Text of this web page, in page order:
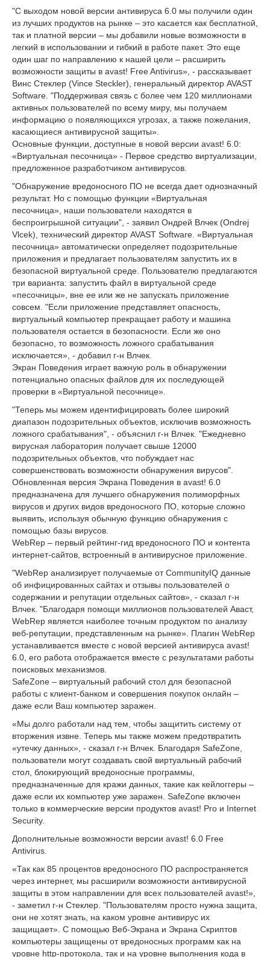
"С выходом новой версии антивируса 6.0 мы получили один
из лучших продуктов на рынке – это касается как бесплатной,
так и платной версии – мы добавили новые возможности в
легкий в использовании и гибкий в работе пакет. Это еще
один шаг по направлению к нашей цели – расширить
возможности защиты в avast! Free Antivirus», - рассказывает
Винс Стеклер (Vince Steckler), генеральный директор AVAST
Software. "Поддерживая связь с более чем 120 миллионами
активных пользователей по всему миру, мы получаем
информацию о появляющихся угрозах, а также пожелания,
касающиеся антивирусной защиты».
Основные функции, доступные в новой версии avast! 6.0:
«Виртуальная песочница» - Первое средство виртуализации,
предложенное разработчиком антивирусов.
"Обнаружение вредоносного ПО не всегда дает однозначный
результат. Но с помощью функции «Виртуальная
песочница», наши пользователи находятся в
беспроигрышной ситуации", - заявил Ондрей Влчек (Ondrej
Vlcek), технический директор AVAST Software. «Виртуальная
песочница» автоматически определяет подозрительные
приложения и предлагает пользователям запустить их в
безопасной виртуальной среде. Пользователю предлагаются
три варианта: запустить файл в виртуальной среде
«песочницы», вне ее или же не запускать приложение
совсем. "Если приложение представляет опасность,
виртуальный компьютер прекращает работу и машина
пользователя остается в безопасности. Если же оно
безопасно, то возможность ложного срабатывания
исключается», - добавил г-н Влчек.
Экран Поведения играет важную роль в обнаружении
потенциально опасных файлов для их последующей
проверки в «Виртуальной песочнице».
"Теперь мы можем идентифицировать более широкий
диапазон подозрительных объектов, исключив возможность
ложного срабатывания", - объяснил г-н Влчек. "Ежедневно
вирусная лаборатория получает свыше 12000
подозрительных объектов, что побуждает нас
совершенствовать возможности обнаружения вирусов".
Обновленная версия Экрана Поведения в avast! 6.0
предназначена для лучшего обнаружения полиморфных
вирусов и других видов вредоносного ПО, которые сложно
выявить, используя обычную функцию обнаружения с
помощью базы вирусов.
WebRep – первый рейтинг-гид вредоносного ПО и контента
интернет-сайтов, встроенный в антивирусное приложение.
"WebRep анализирует получаемые от CommunityIQ данные
об инфицированных сайтах и отзывы пользователей о
содержании и репутации отдельных сайтов», - сказал г-н
Влчек. "Благодаря помощи миллионов пользователей Аваст,
WebRep является наиболее точным продуктом по анализу
веб-репутации, представленным на рынке». Плагин WebRep
устанавливается вместе с новой версией антивируса avast!
6.0, его работа отображается вместе с результатами работы
поисковых механизмов.
SafeZone – виртуальный рабочий стол для безопасной
работы с клиент-банком и совершения покупок онлайн –
даже если Ваш компьютер заражен.
«Мы долго работали над тем, чтобы защитить систему от
вторжения извне. Теперь мы также можем предотвратить
«утечку данных», - сказал г-н Влчек. Благодаря SafeZone,
пользователи могут создавать свой виртуальный рабочий
стол, блокирующий вредоносные программы,
предназначенные для кражи данных, такие как кейлоггеры –
даже если их компьютер уже заражен. SafeZone включен
только в коммерческие версии продуктов avast! Pro и Internet
Security.
Дополнительные возможности версии avast! 6.0 Free
Antivirus.
«Так как 85 процентов вредоносного ПО распространяется
через интернет, мы расширили возможности антивирусной
защиты в этом направлении для всех пользователей avast!»,
- заметил г-н Стеклер. "Пользователям просто нужна защита,
они не хотят знать, на каком уровне антивирус их
защищает». С помощью Веб-Экрана и Экрана Скриптов
компьютеры защищены от вредоносных программ как на
уровне http-протокола, так и на уровне выполнения кода в